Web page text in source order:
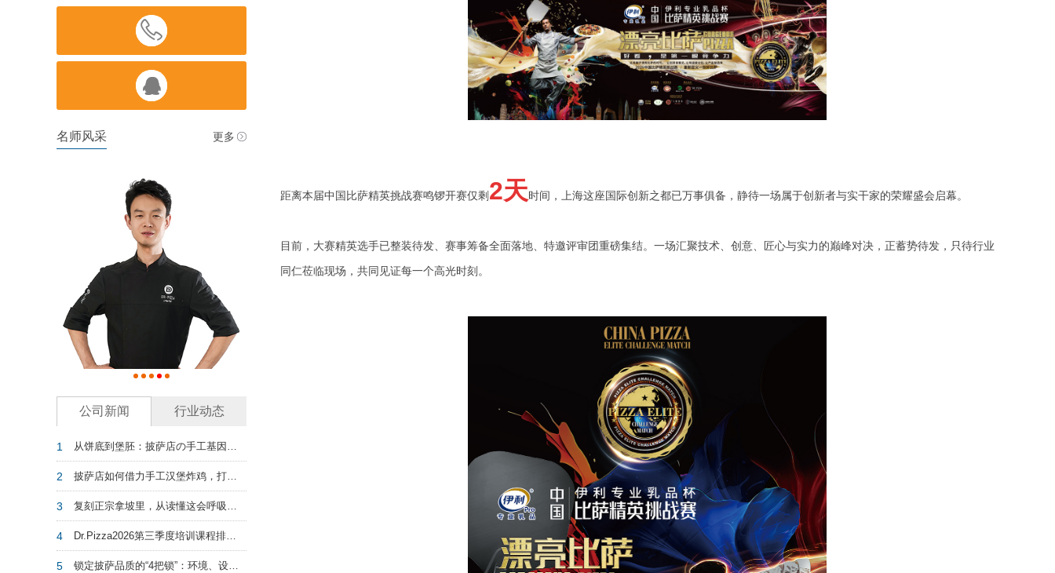


名师风采 更多
公司新闻 行业动态
1 从饼底到堡胚：披萨店の手工基因——汉堡增量密码
2 披萨店如何借力手工汉堡炸鸡，打赢存量争夺战？
3 复刻正宗拿坡里，从读懂这会呼吸的面团开始
4 Dr.Pizza2026第三季度培训课程排期：从0到1筑基，从1到N进阶！
5 锁定披萨品质的“4把锁”：环境、设备、原料和人
距离本届中国比萨精英挑战赛鸣锣开赛仅剩 2天时间，上海这座国际创新之都已万事俱备，静待一场属于创新者与实干家的荣耀盛会启幕。
目前，大赛精英选手已整装待发、赛事筹备全面落地、特邀评审团重磅集结。一场汇聚技术、创意、匠心与实力的巅峰对决，正蓄势待发，只待行业
同仁莅临现场，共同见证每一个高光时刻。